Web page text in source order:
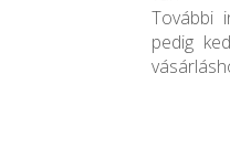
További
pedig